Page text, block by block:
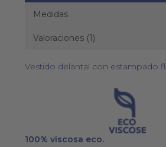
Medidas
Valoraciones (1)
Vestido delantal con estampado
100% viscosa eco.